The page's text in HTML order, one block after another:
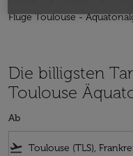
Flüge Toulouse -
Die billigsten
Toulouse
Ab
flight_takeoff